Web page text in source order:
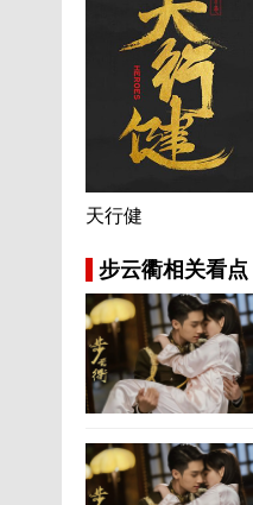
天行健
步云衢相关看点